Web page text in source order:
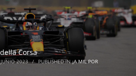
Corsa
JUNIO 2023 / PUBLISHED IN¡A MIL POR